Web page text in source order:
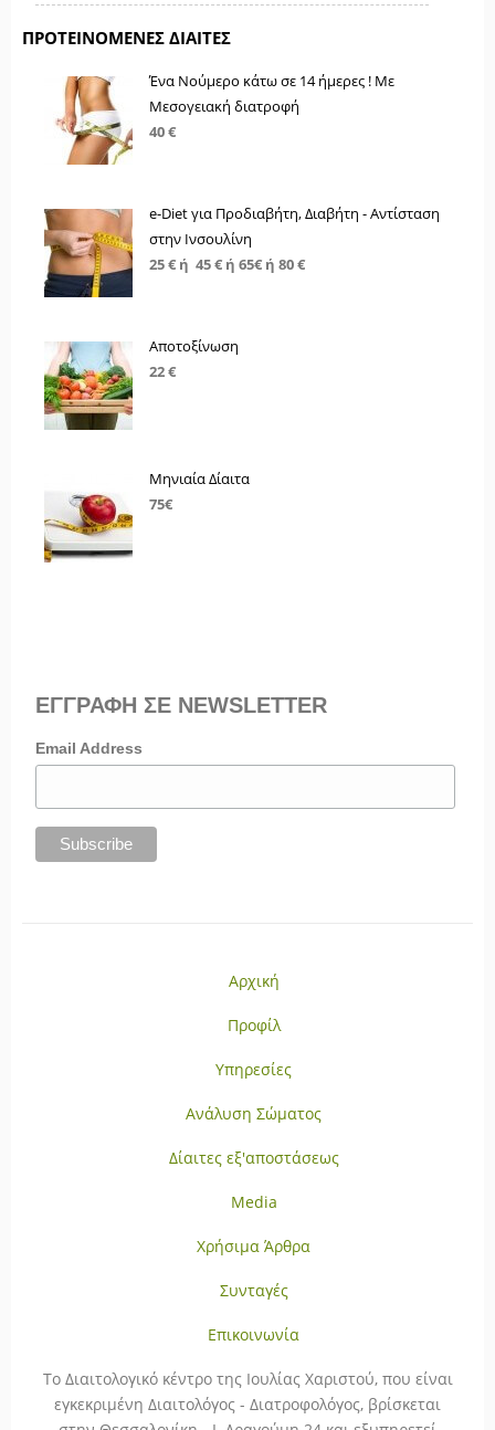
ΠΡΟΤΕΙΝΌΜΕΝΕΣ ΔΊΑΙΤΕΣ
Ένα Νούμερο κάτω σε 14 ήμερες ! Με
Μεσογειακή διατροφή
40 €
e-Diet για Προδιαβήτη, Διαβήτη - Αντίσταση
στην Ινσουλίνη
25 € ή 45 € ή 65€ ή 80 €
Αποτοξίνωση
22 €
Μηνιαία Δίαιτα
75€
ΕΓΓΡΑΦΗ ΣΕ NEWSLETTER
Email Address
Αρχική
Προφίλ
Υπηρεσίες
Ανάλυση Σώματος
Δίαιτες εξ'αποστάσεως
Media
Χρήσιμα Άρθρα
Συνταγές
Επικοινωνία
To Διαιτολογικό κέντρο της Ιουλίας Χαριστού, που είναι
εγκεκριμένη Διαιτολόγος - Διατροφολόγος, βρίσκεται